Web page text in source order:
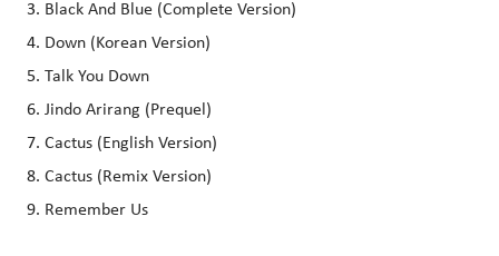
Black And Blue (Complete Version)
Down (Korean Version)
Talk You Down
Jindo Arirang (Prequel)
Cactus (English Version)
Cactus (Remix Version)
Remember Us